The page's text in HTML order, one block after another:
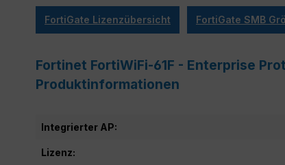
FortiGate Lizenzübersicht FortiGate SMB
Fortinet FortiWiFi-61F - Enterprise
Produktinformationen
Integrierter AP:
Lizenz: